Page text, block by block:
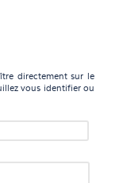
directement sur le
vous identifier ou